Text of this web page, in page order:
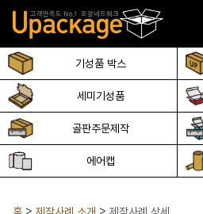
기성품 박스
세미기성품
골판주문제작
에어캡